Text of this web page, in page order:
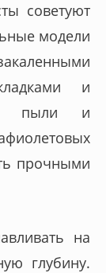
советуют
модели
и
пыли и
прочными
на
глубину.